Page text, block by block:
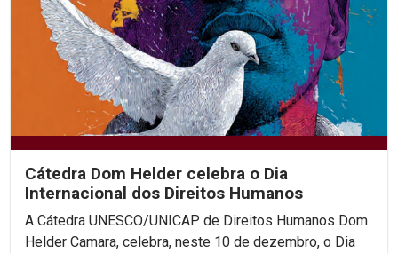
Cátedra Dom Helder celebra o Dia
Internacional dos Direitos Humanos
A Cátedra UNESCO/UNICAP de Direitos Humanos Dom
Helder Camara, celebra, neste 10 de dezembro, o Dia